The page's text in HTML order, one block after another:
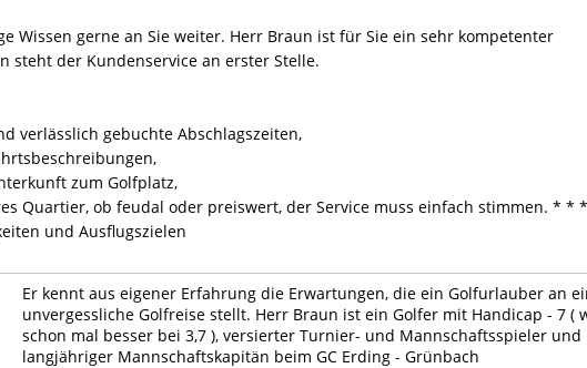
Wissen gerne an Sie weiter. Herr Braun ist für Sie ein sehr kompetenter
steht der Kundenservice an erster Stelle.
verlässlich gebuchte Abschlagszeiten,
zum Golfplatz,
Quartier, ob feudal oder preiswert, der Service muss einfach stimmen. * *
und Ausflugszielen
Er kennt aus eigener Erfahrung die Erwartungen, die ein Golfurlauber an
unvergessliche Golfreise stellt. Herr Braun ist ein Golfer mit Handicap - 7 (
schon mal besser bei 3,7 ), versierter Turnier- und Mannschaftsspieler und
langjähriger Mannschaftskapitän beim GC Erding - Grünbach